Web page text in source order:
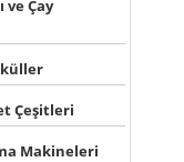
ve Çay
Çeşitleri
Makineleri